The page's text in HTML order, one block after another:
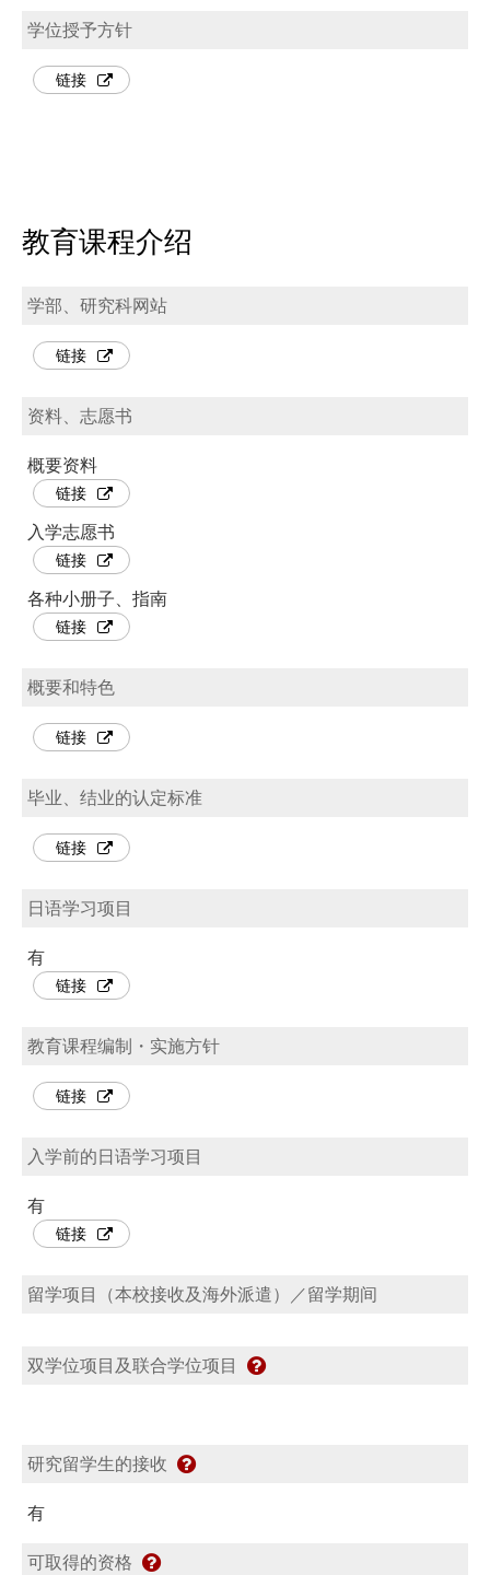
学位授予方针
链接
教育课程介绍
学部、研究科网站
链接
资料、志愿书
概要资料
链接
入学志愿书
链接
各种小册子、指南
链接
概要和特色
链接
毕业、结业的认定标准
链接
日语学习项目
有
链接
教育课程编制・实施方针
链接
入学前的日语学习项目
有
链接
留学项目（本校接收及海外派遣）／留学期间
双学位项目及联合学位项目
研究留学生的接收
有
可取得的资格